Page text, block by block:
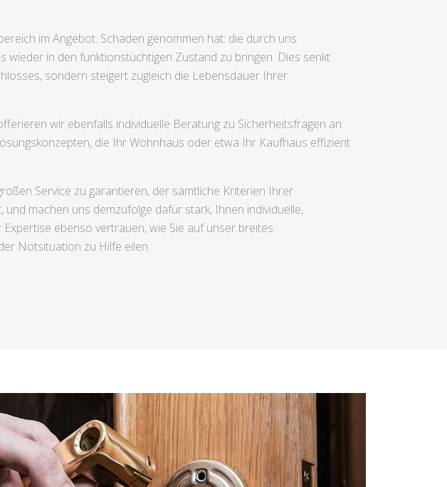
im Angebot. Schaden genommen hat: die durch uns
in den funktionstüchtigen Zustand zu bringen. Dies senkt
sondern steigert zugleich die Lebensdauer Ihrer
wir ebenfalls individuelle Beratung zu Sicherheitsfragen an.
die Ihr Wohnhaus oder etwa Ihr Kaufhaus effizient
Service zu garantieren, der sämtliche Kriterien Ihrer
machen uns demzufolge dafür stark, Ihnen individuelle,
ebenso vertrauen, wie Sie auf unser breites
Notsituation zu Hilfe eilen.